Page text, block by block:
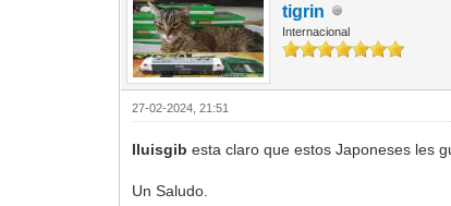
tigrin
Internacional
27-02-2024, 21:51
lluisgib esta claro que estos Japoneses les
Un Saludo.